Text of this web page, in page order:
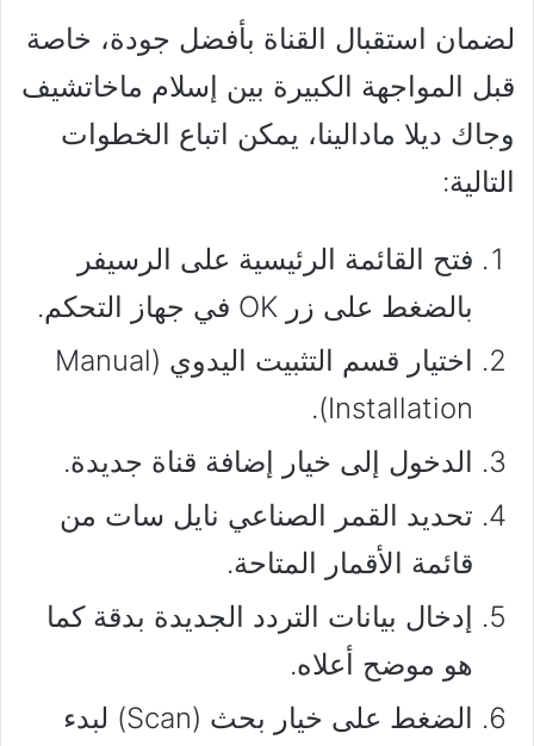
لضمان استقبال القناة بأفضل جودة، خاصة
قبل المواجهة الكبيرة بين إسلام ماخاتشيف
وجاك ديلا مادالينا، يمكن اتباع الخطوات
التالية:
فتح القائمة الرئيسية على الرسيفر
بالضغط على زر OK في جهاز التحكم.
اختيار قسم التثبيت اليدوي (Manual
Installation).
الدخول إلى خيار إضافة قناة جديدة.
تحديد القمر الصناعي نايل سات من
قائمة الأقمار المتاحة.
إدخال بيانات التردد الجديدة بدقة كما
هو موضح أعلاه.
الضغط على خيار بحث (Scan) لبدء